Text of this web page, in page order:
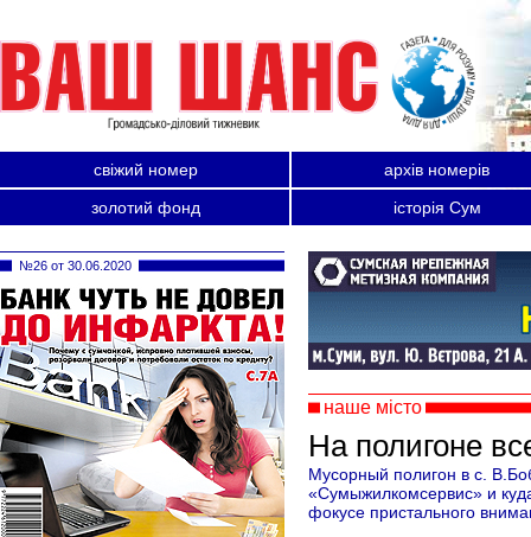
свіжий номер
архів номерів
золотий фонд
історія Сум
наше місто
На полигоне
Мусорный полигон в с.
«Сумыжилкомсервис» и
фокусе пристального
№26 от 30.06.2020